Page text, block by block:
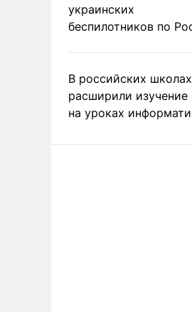
украинских
беспилотников по
В российских школах
расширили
на уроках